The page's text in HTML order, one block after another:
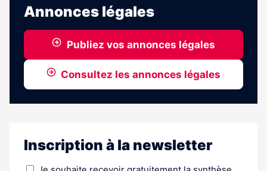
Annonces légales
Publiez vos annonces légales
Consultez les annonces légales
Inscription à la newsletter